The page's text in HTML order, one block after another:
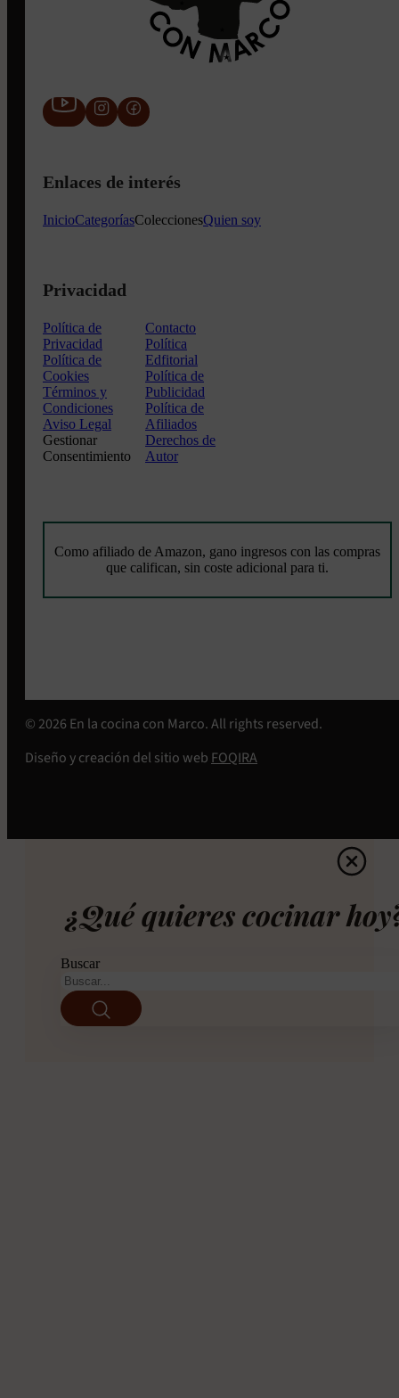
Enlaces de interés
InicioCategoríasColeccionesQuien soy
Privacidad
Política de
Privacidad
Política de
Cookies
Términos y
Condiciones
Aviso Legal
Gestionar
Consentimiento
Contacto
Política
Edfitorial
Política de
Publicidad
Política de
Afiliados
Derechos de
Autor
Como afiliado de Amazon, gano ingresos con las compras
que califican, sin coste adicional para ti.
© 2026 En la cocina con Marco. All rights reserved.
Diseño y creación del sitio web FOQIRA
¿Qué quieres cocinar
Buscar